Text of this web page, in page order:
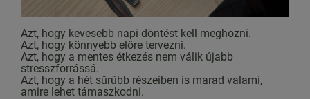
Azt, hogy kevesebb napi döntést kell meghozni.
Azt, hogy könnyebb előre tervezni.
Azt, hogy a mentes étkezés nem válik újabb
stresszforrássá.
Azt, hogy a hét sűrűbb részeiben is marad valami,
amire lehet támaszkodni.